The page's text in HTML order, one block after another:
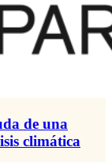
de una
climática